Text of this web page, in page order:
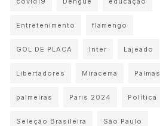
Entretenimento flamengo
GOL DE PLACA Inter Lajeado
Libertadores Miracema Palmas
palmeiras Paris 2024 Política
Seleção Brasileira São Paulo